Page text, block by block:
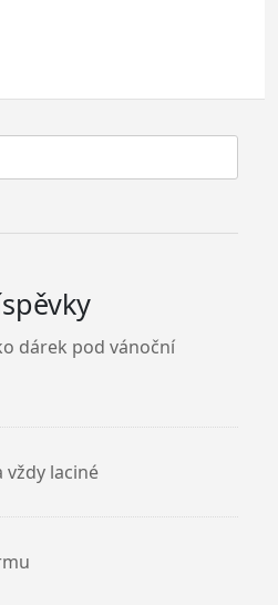
dárek pod vánoční
vždy laciné